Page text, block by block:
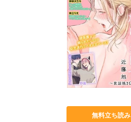
無料立ち読み